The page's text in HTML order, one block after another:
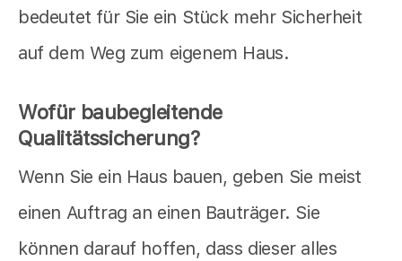
bedeutet für Sie ein Stück mehr Sicherheit
auf dem Weg zum eigenem Haus.
Wofür baubegleitende
Qualitätssicherung?
Wenn Sie ein Haus bauen, geben Sie meist
einen Auftrag an einen Bauträger. Sie
können darauf hoffen, dass dieser alles